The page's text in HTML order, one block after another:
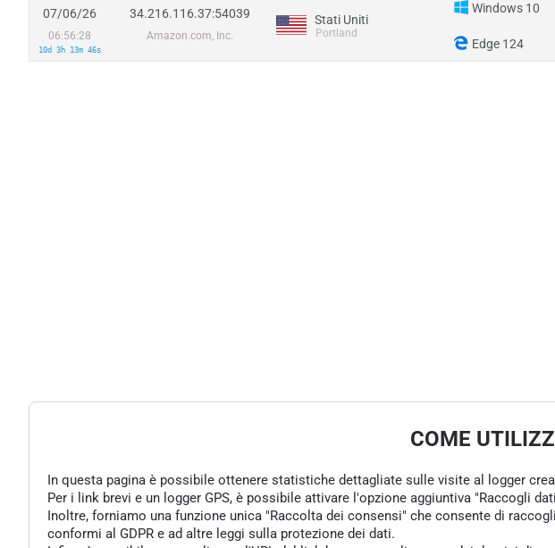
07/06/26
06:56:28
10d 3h 13m 46s
34.216.116.37:54039
Amazon.com, Inc.
Stati Uniti
Portland
Windows 10
Edge 124
COME
In questa pagina è possibile ottenere statistiche dettagliate sulle visite al logger
Per i link brevi e un logger GPS, è possibile attivare l'opzione aggiuntiva "Raccogli
Inoltre, forniamo una funzione unica "Raccolta dei consensi" che consente di
conformi al GDPR e ad altre leggi sulla protezione dei dati.